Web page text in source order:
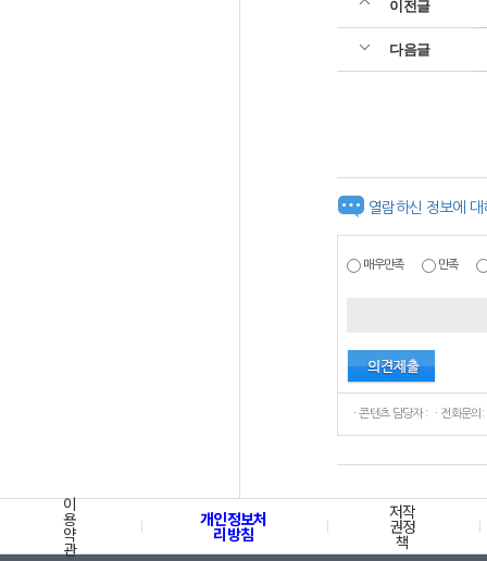
이전글
다음글
열람하신 정보에
매우만족 만족
ㆍ콘텐츠 담당자 : ㆍ전화문의:
이
용
약
관
개인정보처
리방침
저작
권정
책